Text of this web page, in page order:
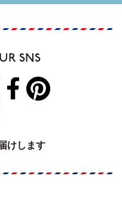
SNS
けします